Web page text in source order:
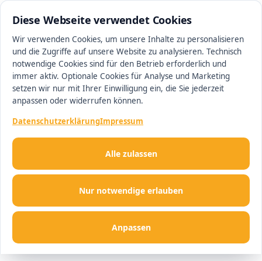
Diese Webseite verwendet Cookies
Wir verwenden Cookies, um unsere Inhalte zu personalisieren
und die Zugriffe auf unsere Website zu analysieren. Technisch
notwendige Cookies sind für den Betrieb erforderlich und
immer aktiv. Optionale Cookies für Analyse und Marketing
setzen wir nur mit Ihrer Einwilligung ein, die Sie jederzeit
anpassen oder widerrufen können.
DatenschutzerklärungImpressum
Nur notwendige erlauben
Anpassen
Alle zulassen